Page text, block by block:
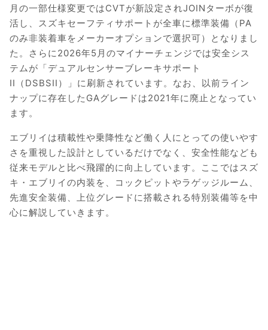
月の一部仕様変更ではCVTが新設定されJOINターボが復
活し、スズキセーフティサポートが全車に標準装備（PA
のみ非装着車をメーカーオプションで選択可）となりまし
た。さらに2026年5月のマイナーチェンジでは安全シス
テムが「デュアルセンサーブレーキサポート
II（DSBSII）」に刷新されています。なお、以前ライン
ナップに存在したGAグレードは2021年に廃止となってい
ます。
エブリイは積載性や乗降性など働く人にとっての使いやす
さを重視した設計としているだけでなく、安全性能なども
従来モデルと比べ飛躍的に向上しています。ここではスズ
キ・エブリイの内装を、コックピットやラゲッジルーム、
先進安全装備、上位グレードに搭載される特別装備等を中
心に解説していきます。